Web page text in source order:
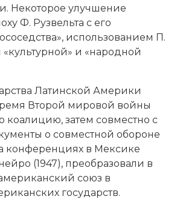
и организации
движения
Некоторое улучшение
Ф. Рузвельта с его
использованием П.
и «народной
Латинской Америки
Второй мировой вой­ны
коалицию, затем совместно с
о совместной обороне
конференциях в Мексике
(1947), преобразовали в
союз в
государств.